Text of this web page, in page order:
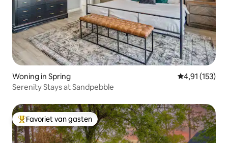
Woning in Spring Gemiddelde
4,91 (153)
Serenity Stays at Sandpebble
Topfavoriet van gasten
Favoriet van gasten